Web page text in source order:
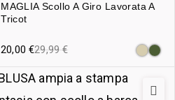
MAGLIA Scollo A Giro Lavorata A
Tricot
29,99€
20,00€